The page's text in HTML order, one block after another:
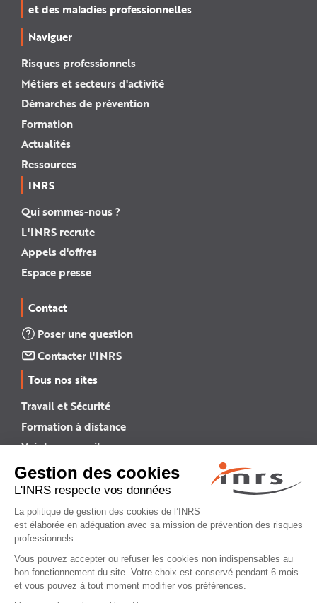
et des maladies professionnelles
Naviguer
Risques professionnels
Métiers et secteurs d'activité
Démarches de prévention
Formation
Actualités
Ressources
INRS
Qui sommes-nous ?
L'INRS recrute
Appels d'offres
Espace presse
Contact
Poser une question
Contacter l'INRS
Tous nos sites
Travail et Sécurité
Formation à distance
Voir tous nos sites →
INRS English
INRS (english version)
Plan du site
Mentions légales